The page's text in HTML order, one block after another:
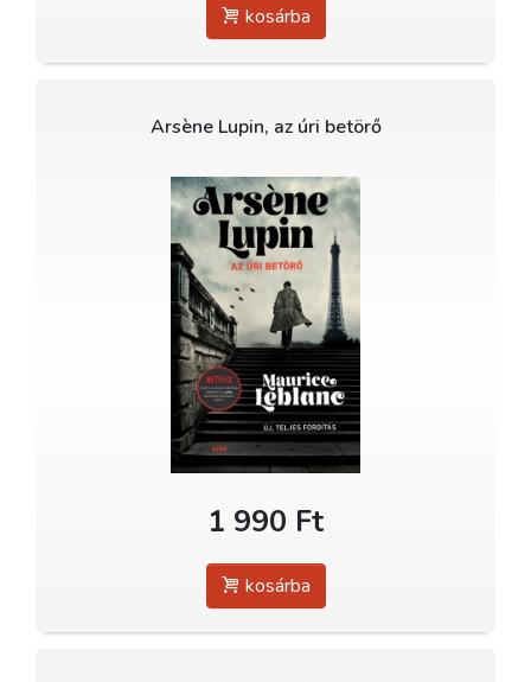
kosárba
Arsène Lupin, az úri betörő
1 990 Ft
kosárba